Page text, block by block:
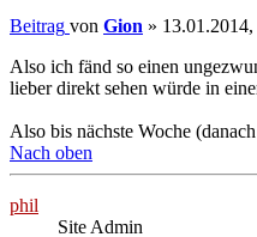
Beitrag von Gion »
Also ich fänd so einen
lieber direkt sehen würde in
Also bis nächste Woche
Nach oben
phil
Site Admin